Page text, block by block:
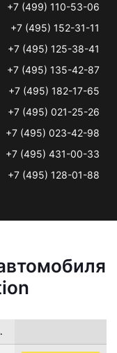
+7 (499) 110-53-06
+7 (495) 152-31-11
+7 (495) 125-38-41
+7 (495) 135-42-87
+7 (495) 182-17-65
+7 (495) 021-25-26
+7 (495) 023-42-98
+7 (495) 431-00-33
+7 (495) 128-01-88